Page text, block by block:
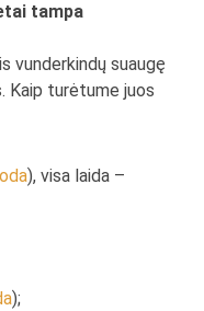
tampa
vunderkindų suaugę
Kaip turėtume juos
), visa laida –
);